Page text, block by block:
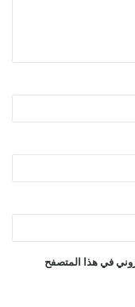
في هذا المتصفح